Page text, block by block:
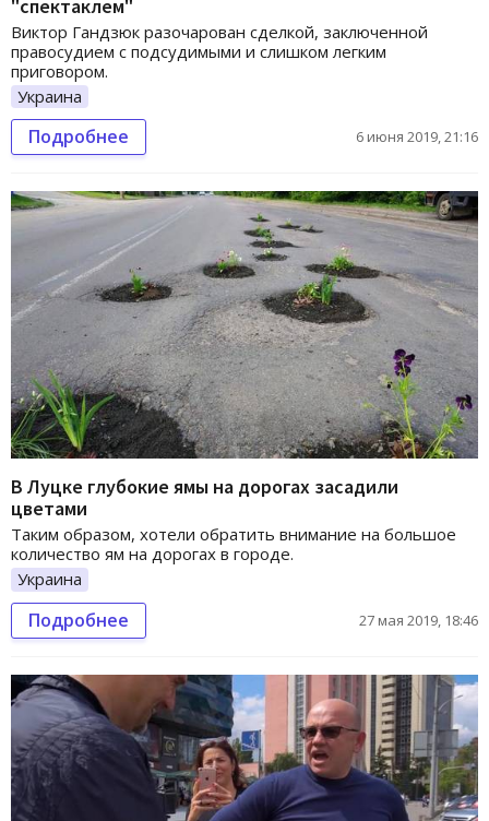
"спектаклем"
Виктор Гандзюк разочарован сделкой, заключенной
правосудием с подсудимыми и слишком легким
приговором.
Украина
Подробнее 6 июня 2019, 21:16
В Луцке глубокие ямы на дорогах засадили
цветами
Таким образом, хотели обратить внимание на большое
количество ям на дорогах в городе.
Украина
Подробнее 27 мая 2019, 18:46